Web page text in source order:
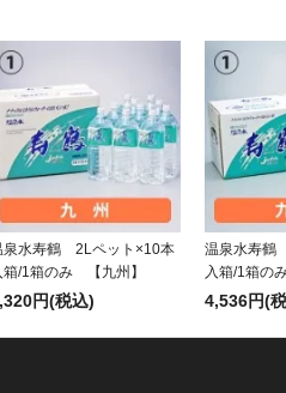
泉水寿鶴 2Lペット×10本
箱/1箱のみ 【九州】
円(税込)
温泉水寿鶴
入箱/1箱の
4,536円(